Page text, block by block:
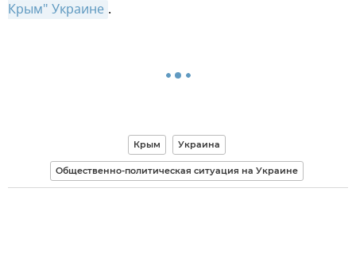
Крым" Украине .
Крым Украина
Общественно-политическая ситуация на Украине